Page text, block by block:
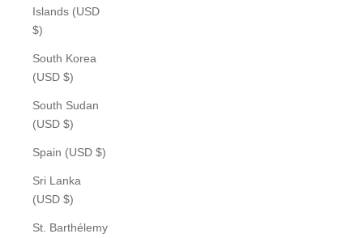
Islands (USD
$)
South Korea
(USD $)
South Sudan
(USD $)
Spain (USD $)
Sri Lanka
(USD $)
St. Barthélemy